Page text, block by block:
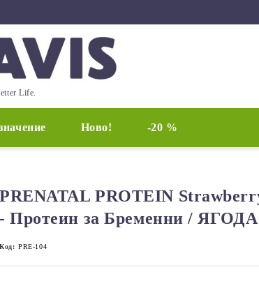
Life.
Ново! -20 %
PRENATAL PROTEIN
- Протеин за Бременни / ЯГОДА
Код: PRE-104